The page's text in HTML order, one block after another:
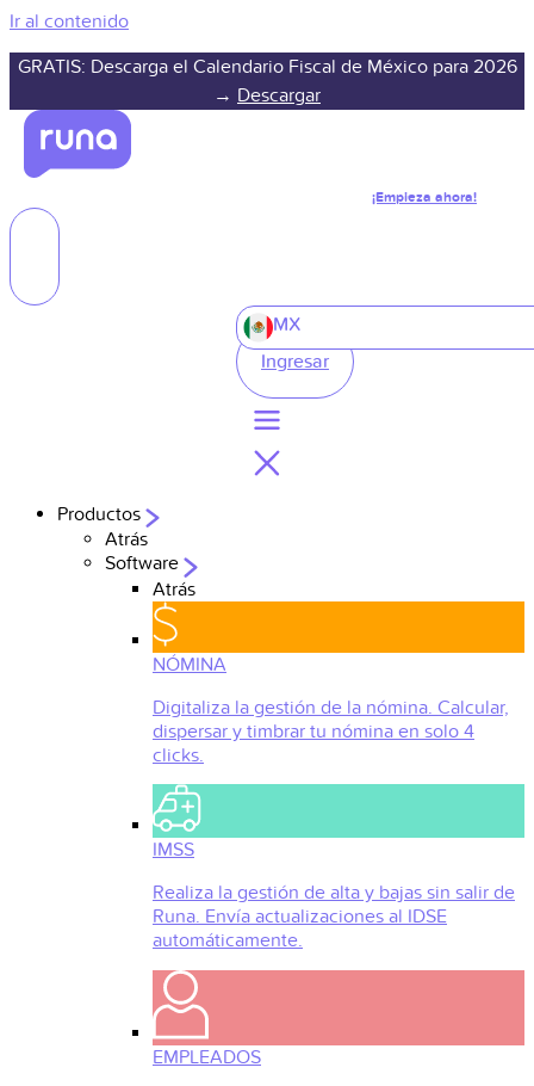
Ir al contenido
GRATIS: Descarga el Calendario Fiscal de México para 2026
→ Descargar
¡Empieza ahora!
MX
Ingresar
Productos
Atrás
Software
Atrás
NÓMINA
Digitaliza la gestión de la nómina. Calcular,
dispersar y timbrar tu nómina en solo 4
clicks.
IMSS
Realiza la gestión de alta y bajas sin salir de
Runa. Envía actualizaciones al IDSE
automáticamente.
EMPLEADOS